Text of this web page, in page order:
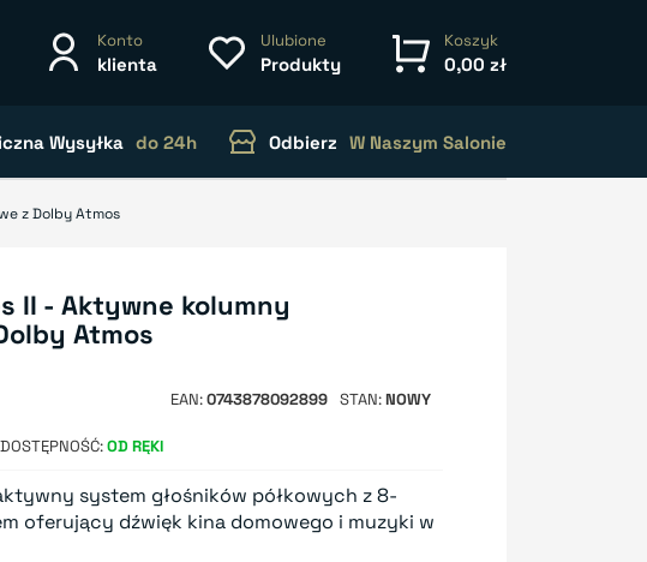
Konto
klienta
Ulubione
Produkty
Koszyk
0,00 zł
Wysyłka do 24h Odbierz W Naszym Salonie
z Dolby Atmos
II - Aktywne kolumny
Atmos
EAN 0743878092899 STAN NOWY
DOSTĘPNOŚĆ OD RĘKI
system głośników półkowych z 8-
oferujący dźwięk kina domowego i muzyki w